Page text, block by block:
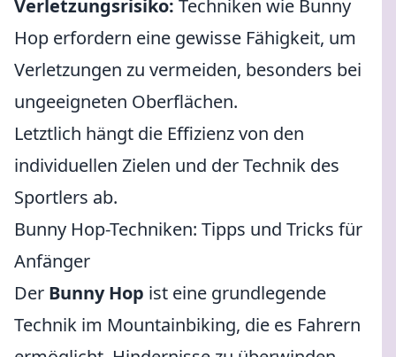
Verletzungsrisiko: Techniken wie Bunny
Hop erfordern eine gewisse Fähigkeit, um
Verletzungen zu vermeiden, besonders bei
ungeeigneten Oberflächen.
Letztlich hängt die Effizienz von den
individuellen Zielen und der Technik des
Sportlers ab.
Bunny Hop-Techniken: Tipps und Tricks für
Anfänger
Der Bunny Hop ist eine grundlegende
Technik im Mountainbiking, die es Fahrern